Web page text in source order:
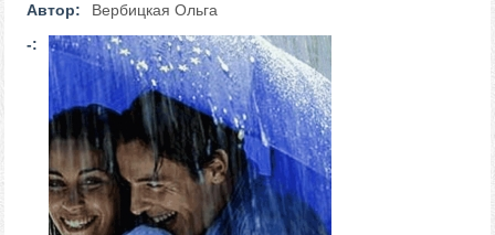
Автор:
Вербицкая Ольга
-: